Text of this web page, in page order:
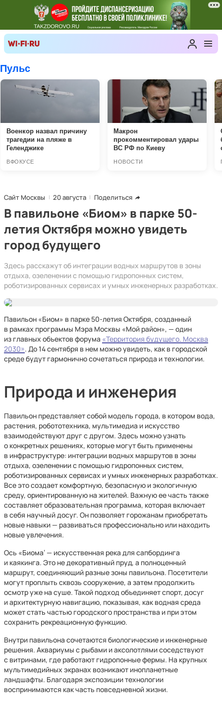
Сайт Москвы 20 августа Поделиться
В павильоне «Биом» в парке 50-
летия Октября можно увидеть
город будущего
Здесь расскажут об интеграции водных маршрутов в зоны
отдыха, озеленении с помощью гидропонных систем,
роботизированных сервисах и умных инженерных разработках.
Павильон «Биом» в парке 50-летия Октября, созданный
в рамках программы Мэра Москвы «Мой район», — один
из главных объектов форума «Территория будущего. Москва
2030». До 14 сентября в нем можно увидеть, как в городской
среде будут гармонично сочетаться природа и технологии.
Природа и инженерия
Павильон представляет собой модель города, в котором вода,
растения, робототехника, мультимедиа и искусство
взаимодействуют друг с другом. Здесь можно узнать
о конкретных решениях, которые могут быть применены
в инфраструктуре: интеграции водных маршрутов в зоны
отдыха, озеленении с помощью гидропонных систем,
роботизированных сервисах и умных инженерных разработках.
Все это создает комфортную, безопасную и экологичную
среду, ориентированную на жителей. Важную ее часть также
составляет образовательная программа, которая включает
в себя научный досуг. Он позволяет горожанам приобретать
новые навыки — развиваться профессионально или находить
новые увлечения.
Ось «Биома‘ — искусственная река для сапбординга
и каякинга. Это не декоративный пруд, а полноценный
маршрут, соединяющий разные зоны павильона. Посетители
могут проплыть сквозь сооружение, а затем продолжить
осмотр уже на суше. Такой подход объединяет спорт, досуг
и архитектурную навигацию, показывая, как водная среда
может стать частью городского пространства и при этом
сохранить рекреационную функцию.
Внутри павильона сочетаются биологические и инженерные
решения. Аквариумы с рыбами и аксолотлями соседствуют
с витринами, где работают гидропонные фермы. На крупных
мультимедийных экранах возникают инопланетные
ландшафты. Благодаря экспозиции технологии
воспринимаются как часть повседневной жизни.